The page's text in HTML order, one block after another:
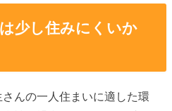
少し住みにくいか
んの一人住まいに適した環